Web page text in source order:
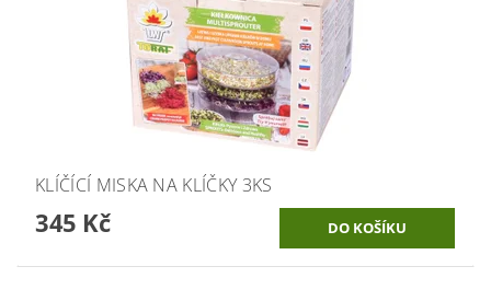
KLÍČÍCÍ MISKA NA KLÍČKY 3KS
345 Kč